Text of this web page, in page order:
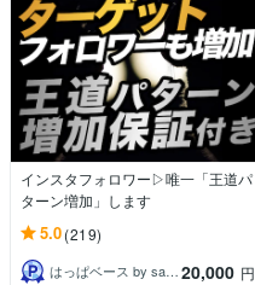
インスタフォロワー▷唯一「王道パ
ターン増加」します
5.0(219)
はっぱベース by santa20,000 円